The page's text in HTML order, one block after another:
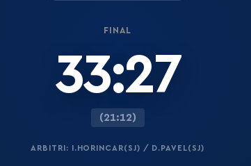
FINAL
33:27
(21:12)
ARBITRI: I.HORINCAR(SJ) / D.PAVEL(SJ)